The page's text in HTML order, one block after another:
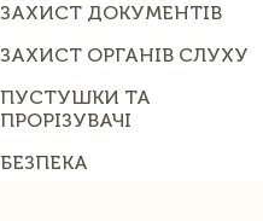
ЗАХИСТ ДОКУМЕНТІВ
ЗАХИСТ ОРГАНІВ СЛУХУ
ПУСТУШКИ ТА
ПРОРІЗУВАЧІ
БЕЗПЕКА